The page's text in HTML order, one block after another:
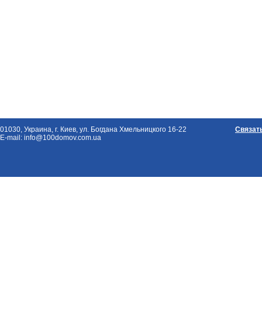
01030, Украина, г. Киев, ул. Богдана Хмельницкого 16-22
E-mail: info@100domov.com.ua